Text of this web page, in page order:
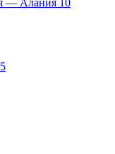
— Алания 10
5